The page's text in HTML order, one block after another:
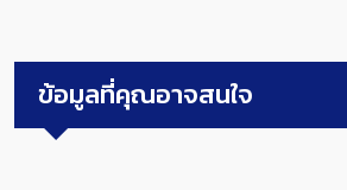
ข้อมูลที่คุณอาจสนใจ